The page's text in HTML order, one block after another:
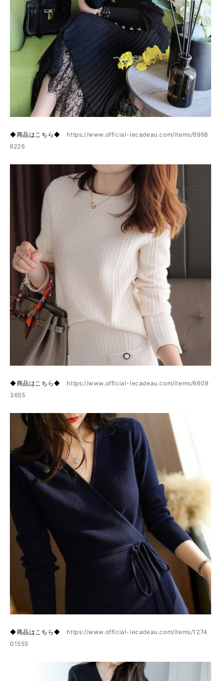
◆商品はこちら◆ https://www.official-lecadeau.com/items/6968
6226
◆商品はこちら◆ https://www.official-lecadeau.com/items/6609
3655
◆商品はこちら◆ https://www.official-lecadeau.com/items/1274
01555